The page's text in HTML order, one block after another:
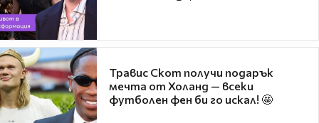
Травис Скот получи подарък
мечта от Холанд — всеки
футболен фен би го искал! 🤩